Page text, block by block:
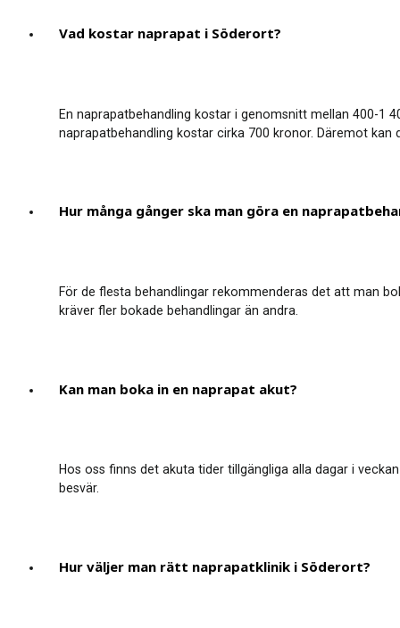
Vad kostar naprapat i Söderort?
En naprapatbehandling kostar i genomsnitt mellan 400-1
naprapatbehandling kostar cirka 700 kronor. Däremot
Hur många gånger ska man göra en
För de flesta behandlingar rekommenderas det att man
kräver fler bokade behandlingar än andra.
Kan man boka in en naprapat akut?
Hos oss finns det akuta tider tillgängliga alla dagar i
besvär.
Hur väljer man rätt naprapatklinik i Söderort?